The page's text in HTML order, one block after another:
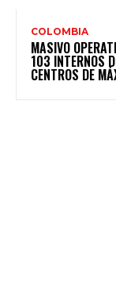
COLOMBIA
MASIVO
103 INTERNOS
CENTROS DE